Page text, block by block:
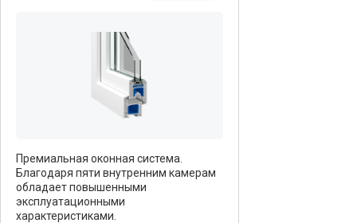
Премиальная оконная система.
Благодаря пяти внутренним камерам
обладает повышенными
эксплуатационными
характеристиками.
Калькулятор
пластиковых окон
Рассчитайте, сколько стоит в Самаре